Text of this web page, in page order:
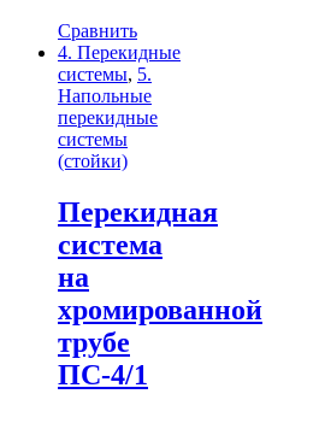
Сравнить
4. Перекидные
системы, 5.
Напольные
перекидные
системы
(стойки)
Перекидная
система
на
хромированной
трубе
ПС-4/1